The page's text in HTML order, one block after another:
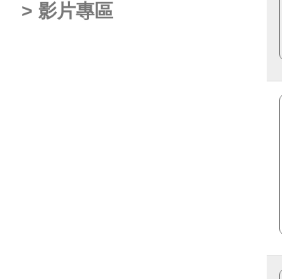
> 影片專區